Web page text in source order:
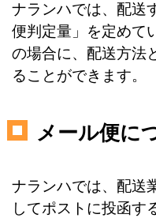
ナランハでは、配送
便判定量」を定めて
の場合に、配送方法
ることができます。
メール便に
ナランハでは、配送
してポストに投函す